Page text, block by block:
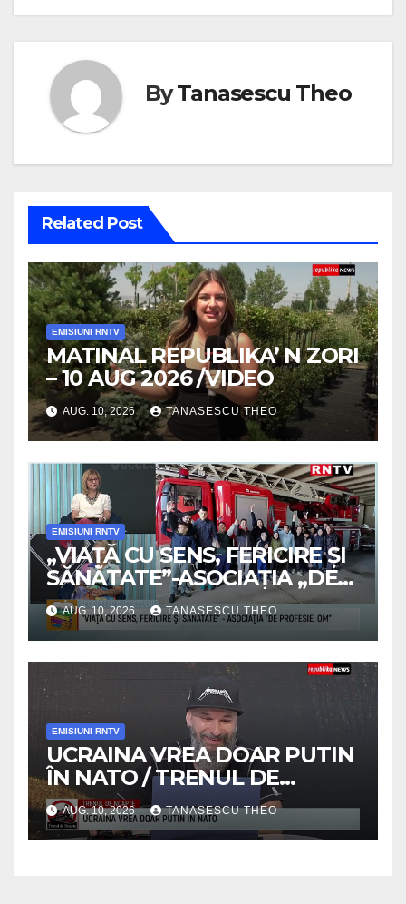
ByTanasescu Theo
Related Post
EMISIUNI RNTV
MATINAL REPUBLIKA’ N ZORI
– 10 AUG 2026 /VIDEO
AUG. 10, 2026 TANASESCU THEO
EMISIUNI RNTV
„VIAȚĂ CU SENS, FERICIRE ȘI
SĂNĂTATE”-ASOCIAȚIA „DE
PROFESIE, OM” / SECRETELE
SUCCESULUI /VIDEO
AUG. 10, 2026 TANASESCU THEO
EMISIUNI RNTV
UCRAINA VREA DOAR PUTIN
ÎN NATO / TRENUL DE
NOAPTE /VIDEO
AUG. 10, 2026 TANASESCU THEO